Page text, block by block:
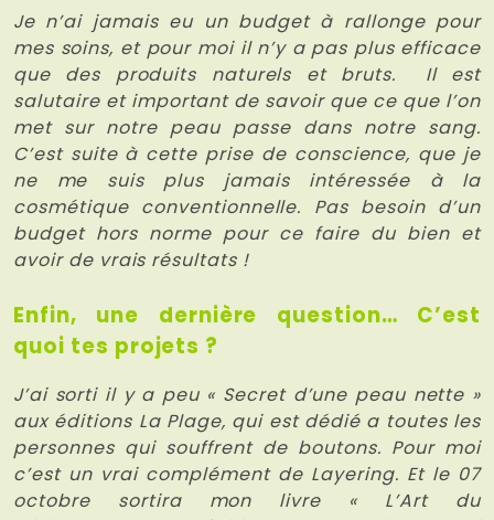
Je n’ai jamais eu un budget à rallonge pour
mes soins, et pour moi il n’y a pas plus efficace
que des produits naturels et bruts. Il est
salutaire et important de savoir que ce que l’on
met sur notre peau passe dans notre sang.
C’est suite à cette prise de conscience, que je
ne me suis plus jamais intéressée à la
cosmétique conventionnelle. Pas besoin d’un
budget hors norme pour ce faire du bien et
avoir de vrais résultats !
Enfin, une dernière question… C’est
quoi tes projets ?
J’ai sorti il y a peu « Secret d’une peau nette »
aux éditions La Plage, qui est dédié a toutes les
personnes qui souffrent de boutons. Pour moi
c’est un vrai complément de Layering. Et le 07
octobre sortira mon livre « L’Art du